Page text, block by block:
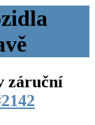
záruční